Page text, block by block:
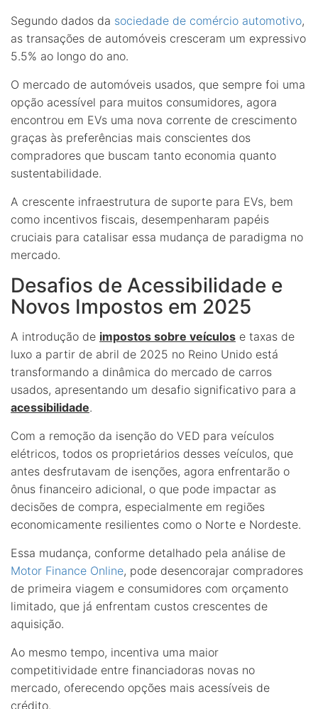
Segundo dados da sociedade de comércio automotivo,
as transações de automóveis cresceram um expressivo
5.5% ao longo do ano.
O mercado de automóveis usados, que sempre foi uma
opção acessível para muitos consumidores, agora
encontrou em EVs uma nova corrente de crescimento
graças às preferências mais conscientes dos
compradores que buscam tanto economia quanto
sustentabilidade.
A crescente infraestrutura de suporte para EVs, bem
como incentivos fiscais, desempenharam papéis
cruciais para catalisar essa mudança de paradigma no
mercado.
Desafios de Acessibilidade e
Novos Impostos em 2025
A introdução de impostos sobre veículos e taxas de
luxo a partir de abril de 2025 no Reino Unido está
transformando a dinâmica do mercado de carros
usados, apresentando um desafio significativo para a
acessibilidade.
Com a remoção da isenção do VED para veículos
elétricos, todos os proprietários desses veículos, que
antes desfrutavam de isenções, agora enfrentarão o
ônus financeiro adicional, o que pode impactar as
decisões de compra, especialmente em regiões
economicamente resilientes como o Norte e Nordeste.
Essa mudança, conforme detalhado pela análise de
Motor Finance Online, pode desencorajar compradores
de primeira viagem e consumidores com orçamento
limitado, que já enfrentam custos crescentes de
aquisição.
Ao mesmo tempo, incentiva uma maior
competitividade entre financiadoras novas no
mercado, oferecendo opções mais acessíveis de
crédito.